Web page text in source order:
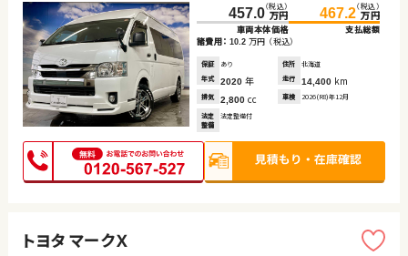
457.0（税込）
万円
車両本体価格
467.2（税込）
万円
支払総額
諸費用： 10.2 万円 （税込）
保証 あり 住所
北海道
年式
2020 年 走行 14,400 km
排気 2,800 cc 車検 2026(R8)年12月
法定
整備
法定整備付
トヨタ マークＸ